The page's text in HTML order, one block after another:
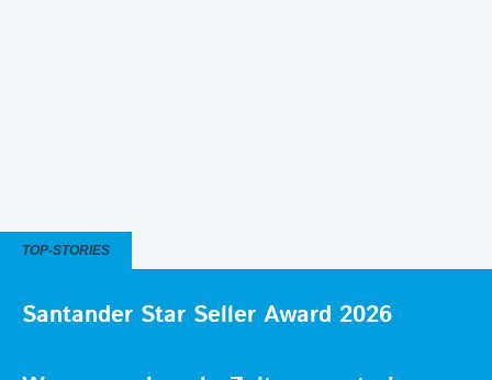
TOP-STORIES
Santander Star Seller Award 2026